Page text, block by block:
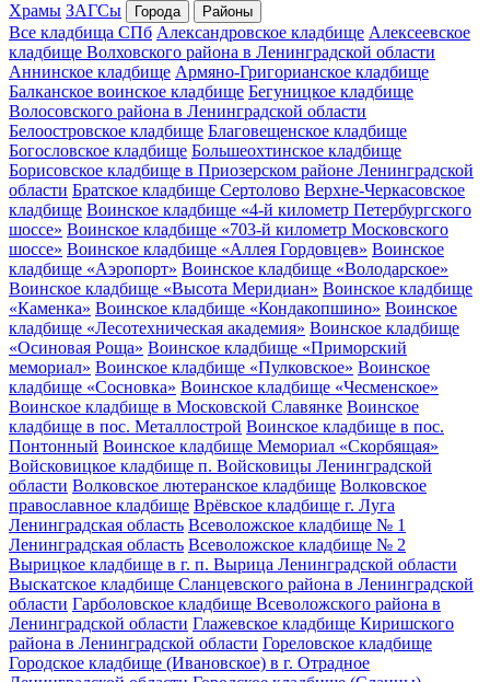
Храмы ЗАГСы Города Районы
Все кладбища СПб Александровское кладбище Алексеевское
кладбище Волховского района в Ленинградской области
Аннинское кладбище Армяно-Григорианское кладбище
Балканское воинское кладбище Бегуницкое кладбище
Волосовского района в Ленинградской области
Белоостровское кладбище Благовещенское кладбище
Богословское кладбище Большеохтинское кладбище
Борисовское кладбище в Приозерском районе Ленинградской
области Братское кладбище Сертолово Верхне-Черкасовское
кладбище Воинское кладбище «4-й километр Петербургского
шоссе» Воинское кладбище «703-й километр Московского
шоссе» Воинское кладбище «Аллея Гордовцев» Воинское
кладбище «Аэропорт» Воинское кладбище «Володарское»
Воинское кладбище «Высота Меридиан» Воинское кладбище
«Каменка» Воинское кладбище «Кондакопшино» Воинское
кладбище «Лесотехническая академия» Воинское кладбище
«Осиновая Роща» Воинское кладбище «Приморский
мемориал» Воинское кладбище «Пулковское» Воинское
кладбище «Сосновка» Воинское кладбище «Чесменское»
Воинское кладбище в Московской Славянке Воинское
кладбище в пос. Металлострой Воинское кладбище в пос.
Понтонный Воинское кладбище Мемориал «Скорбящая»
Войсковицкое кладбище п. Войсковицы Ленинградской
области Волковское лютеранское кладбище Волковское
православное кладбище Врёвское кладбище г. Луга
Ленинградская область Всеволожское кладбище № 1
Ленинградская область Всеволожское кладбище № 2
Вырицкое кладбище в г. п. Вырица Ленинградской области
Выскатское кладбище Сланцевского района в Ленинградской
области Гарболовское кладбище Всеволожского района в
Ленинградской области Глажевское кладбище Киришского
района в Ленинградской области Гореловское кладбище
Городское кладбище (Ивановское) в г. Отрадное